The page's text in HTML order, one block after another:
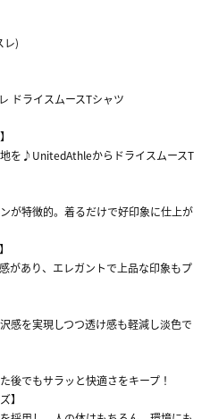
レ)
ドライスムースTシャツ
を♪UnitedAthleからドライスムースT
が特徴的。着るだけで好印象に仕上が
があり、エレガントで上品な印象もプ
感を実現しつつ透け感も軽減し淡色で
後でもサラッと快適さをキープ！
】